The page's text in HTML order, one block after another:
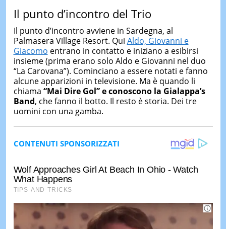
Il punto d’incontro del Trio
Il punto d’incontro avviene in Sardegna, al
Palmasera Village Resort. Qui Aldo, Giovanni e
Giacomo entrano in contatto e iniziano a esibirsi
insieme (prima erano solo Aldo e Giovanni nel duo
“La Carovana”). Cominciano a essere notati e fanno
alcune apparizioni in televisione. Ma è quando li
chiama “Mai Dire Gol” e conoscono la Gialappa’s
Band, che fanno il botto. Il resto è storia. Dei tre
uomini con una gamba.